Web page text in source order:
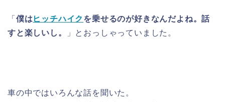
「 僕は ヒッチハイク を乗せるのが好きなんだよね。話
すと楽しいし。
」とおっしゃっていました。
車の中ではいろんな話を聞いた。